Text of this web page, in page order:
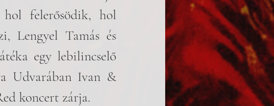
felerősödik, hol
Lengyel Tamás és
egy lebilincselő
Udvarában Ivan &
koncert zárja.